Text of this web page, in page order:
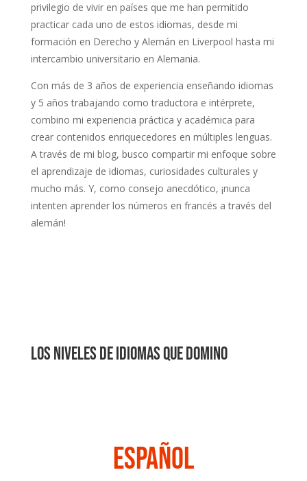
privilegio de vivir en países que me han permitido
practicar cada uno de estos idiomas, desde mi
formación en Derecho y Alemán en Liverpool hasta mi
intercambio universitario en Alemania.
Con más de 3 años de experiencia enseñando idiomas
y 5 años trabajando como traductora e intérprete,
combino mi experiencia práctica y académica para
crear contenidos enriquecedores en múltiples lenguas.
A través de mi blog, busco compartir mi enfoque sobre
el aprendizaje de idiomas, curiosidades culturales y
mucho más. Y, como consejo anecdótico, ¡nunca
intenten aprender los números en francés a través del
alemán!
Los niveles de idiomas que domino
Español